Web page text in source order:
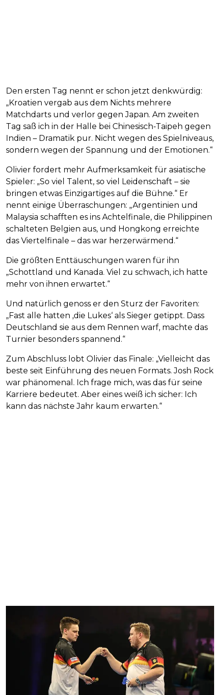
Den ersten Tag nennt er schon jetzt denkwürdig:
„Kroatien vergab aus dem Nichts mehrere
Matchdarts und verlor gegen Japan. Am zweiten
Tag saß ich in der Halle bei Chinesisch-Taipeh gegen
Indien – Dramatik pur. Nicht wegen des Spielniveaus,
sondern wegen der Spannung und der Emotionen.“
Olivier fordert mehr Aufmerksamkeit für asiatische
Spieler: „So viel Talent, so viel Leidenschaft – sie
bringen etwas Einzigartiges auf die Bühne.“ Er
nennt einige Überraschungen: „Argentinien und
Malaysia schafften es ins Achtelfinale, die Philippinen
schalteten Belgien aus, und Hongkong erreichte
das Viertelfinale – das war herzerwärmend.“
Die größten Enttäuschungen waren für ihn
„Schottland und Kanada. Viel zu schwach, ich hatte
mehr von ihnen erwartet.“
Und natürlich genoss er den Sturz der Favoriten:
„Fast alle hatten ‚die Lukes‘ als Sieger getippt. Dass
Deutschland sie aus dem Rennen warf, machte das
Turnier besonders spannend.“
Zum Abschluss lobt Olivier das Finale: „Vielleicht das
beste seit Einführung des neuen Formats. Josh Rock
war phänomenal. Ich frage mich, was das für seine
Karriere bedeutet. Aber eines weiß ich sicher: Ich
kann das nächste Jahr kaum erwarten.“